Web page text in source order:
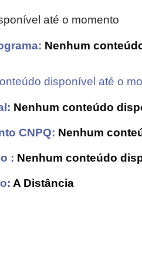
até o momento
Nenhum
disponível até o
Nenhum conteúdo
CNPQ: Nenhum
: Nenhum conteúdo
A Distância